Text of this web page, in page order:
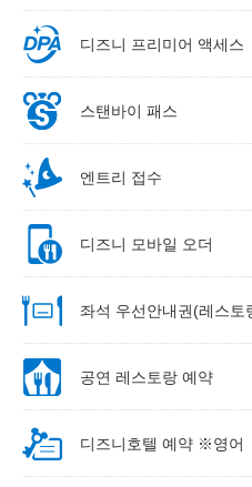
디즈니 프리미어 액세스
스탠바이 패스
엔트리 접수
디즈니 모바일 오더
좌석 우선안내권(레스토
공연 레스토랑 예약
디즈니호텔 예약 ※영어